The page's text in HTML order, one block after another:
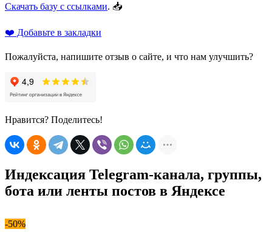
Скачать базу с ссылками. 📥
❤️ Добавьте в закладки
Пожалуйста, напишите отзыв о сайте, и что нам улучшить?
Нравится? Поделитесь!
Индексация Telegram-канала, группы,
бота или ленты постов в Яндексе
-50%